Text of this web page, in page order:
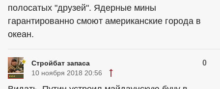
полосатых "друзей". Ядерные мины
гарантированно смоют американские города в
океан.
Стройбат запаса 0
10 ноября 2018 20:56